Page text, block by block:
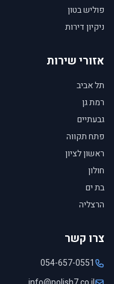
פוליש בטון
ניקיון דירות
אזורי שירות
תל אביב
רמת גן
גבעתיים
פתח תקווה
ראשון לציון
חולון
בת ים
הרצליה
צרו קשר
054-657-0551